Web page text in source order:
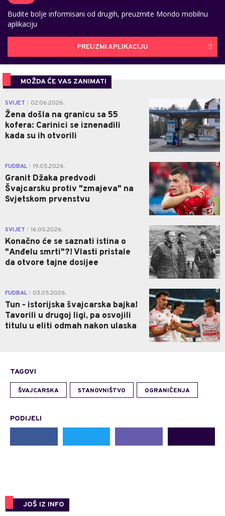
Budite bolje informisani od drugih, preuzmite Mondo mobilnu
aplikaciju
PREUZMI APLIKACIJU
MOŽDA ĆE VAS ZANIMATI
SVIJET 02.06.2026.
Žena došla na granicu sa 55
kofera: Carinici se iznenadili
kada su ih otvorili
0
FUDBAL 19.05.2026.
Granit Džaka predvodi
Švajcarsku protiv "zmajeva" na
Svjetskom prvenstvu
0
SVIJET 16.05.2026.
Konačno će se saznati istina o
"Anđelu smrti"?! Vlasti pristale
da otvore tajne dosijee
0
FUDBAL 03.05.2026.
Tun - istorijska švajcarska bajka!
Tavorili u drugoj ligi, pa osvojili
titulu u eliti odmah nakon ulaska
0
TAGOVI
ŠVAJCARSKA STANOVNIŠTVO OGRANIČENJA
PODIJELI
JOŠ IZ INFO